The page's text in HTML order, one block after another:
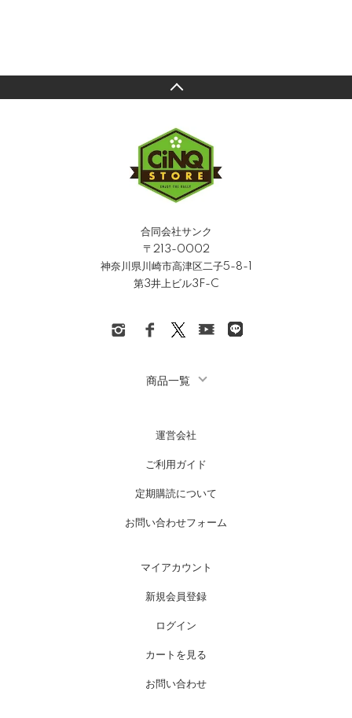
合同会社サンク
〒213-0002
神奈川県川崎市高津区二子5-8-1
第3井上ビル3F-C
商品一覧
運営会社
ご利用ガイド
定期購読について
お問い合わせフォーム
マイアカウント
新規会員登録
ログイン
カートを見る
お問い合わせ